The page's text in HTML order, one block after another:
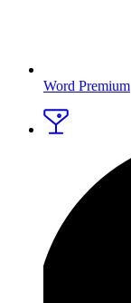
Word Premium